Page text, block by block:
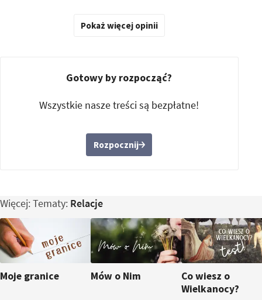
Pokaż więcej opinii
Gotowy by rozpocząć?
Wszystkie nasze treści są bezpłatne!
Rozpocznij
Więcej: Tematy: Relacje
Moje granice Mów o Nim
Co wiesz o
Wielkanocy?